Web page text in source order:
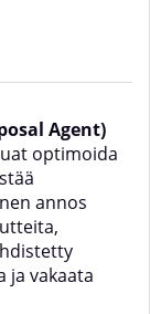
Agent)
optimoida
annos
ja vakaata